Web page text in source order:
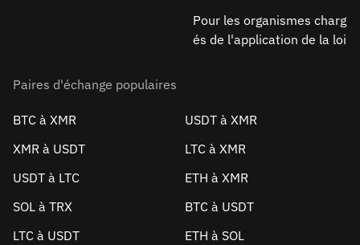
Pour les organismes charg
és de l'application de la loi
Paires d'échange populaires
BTC à XMR
USDT à XMR
XMR à USDT
LTC à XMR
USDT à LTC
ETH à XMR
SOL à TRX
BTC à USDT
LTC à USDT
ETH à SOL